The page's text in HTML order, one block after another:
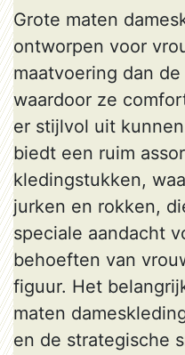
Grote maten
ontworpen voor
maatvoering dan
waardoor ze
er stijlvol uit
biedt een ruim
kledingstukken,
jurken en rokken,
speciale aandacht
behoeften van
figuur. Het
maten
en de strategische